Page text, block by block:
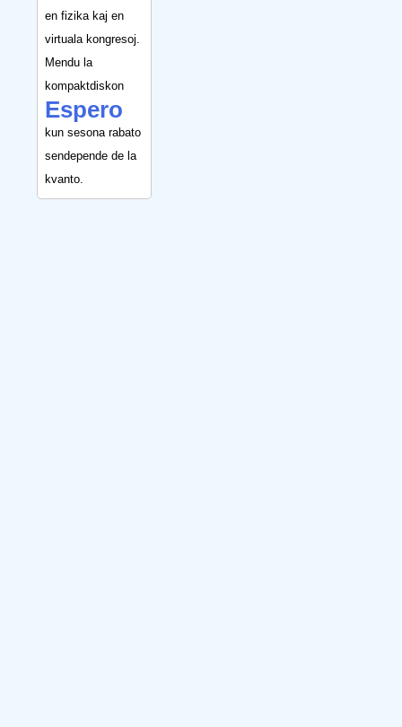
en fizika kaj en
virtuala kongresoj.
Mendu la
kompaktdiskon
Espero
kun sesona rabato
sendepende de la
kvanto.